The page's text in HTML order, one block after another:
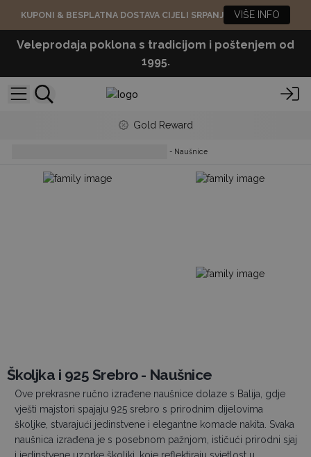
KUPONI & BESPLATNA DOSTAVA CIJELI SRPANJ VIŠE INFO
Veleprodaja poklona s tradicijom i poštenjem od
1995.
Gold Reward
Školjka i 925 Srebro - Naušnice
Školjka i 925 Srebro - Naušnice
Ove prekrasne ručno izrađene naušnice dolaze s Balija, gdje
vješti majstori spajaju 925 srebro s prirodnim dijelovima
školjke, stvarajući jedinstvene i elegantne komade nakita. Svaka
naušnica izrađena je s posebnom pažnjom, ističući prirodni sjaj